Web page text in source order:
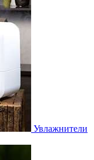
Увлажнители